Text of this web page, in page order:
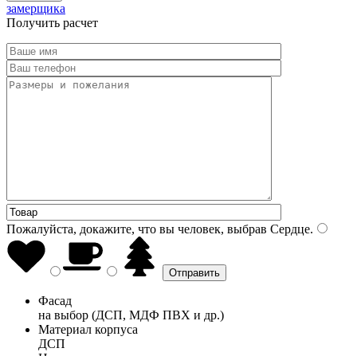
замерщика
Получить расчет
Пожалуйста, докажите, что вы человек, выбрав Сердце.
Фасад
на выбор (ДСП, МДФ ПВХ и др.)
Материал корпуса
ДСП